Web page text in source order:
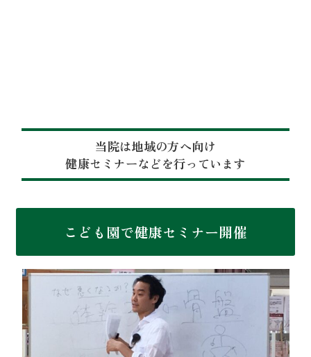
当院は地域の方へ向け
健康セミナーなどを行っています
こども園で健康セミナー開催